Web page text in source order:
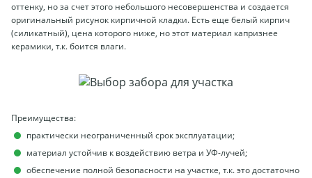
оттенку, но за счет этого небольшого несовершенства и создается
оригинальный рисунок кирпичной кладки. Есть еще белый кирпич
(силикатный), цена которого ниже, но этот материал капризнее
керамики, т.к. боится влаги.
Преимущества:
практически неограниченный срок эксплуатации;
материал устойчив к воздействию ветра и УФ-лучей;
обеспечение полной безопасности на участке, т.к. это достаточно